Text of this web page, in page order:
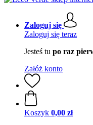
Zaloguj się
Zaloguj się teraz
Jesteś tu po raz
Załóż konto
Koszyk 0,00 zł